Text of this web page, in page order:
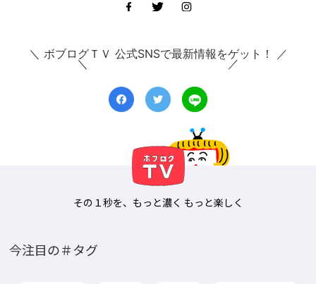
＼ ボブログＴＶ 公式SNSで最新情報をゲット！ ／
その１秒を、もっと濃く もっと楽しく
今注目の＃タグ